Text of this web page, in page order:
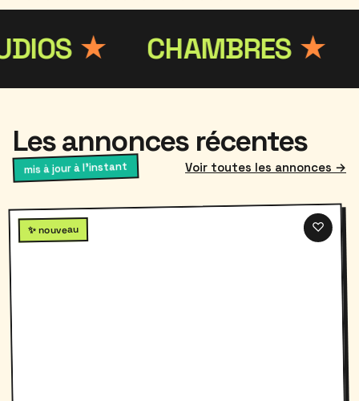
CHAMBRES★
Les annonces récentes
mis à jour à l'instant Voir toutes les annonces →
✨ nouveau ♡